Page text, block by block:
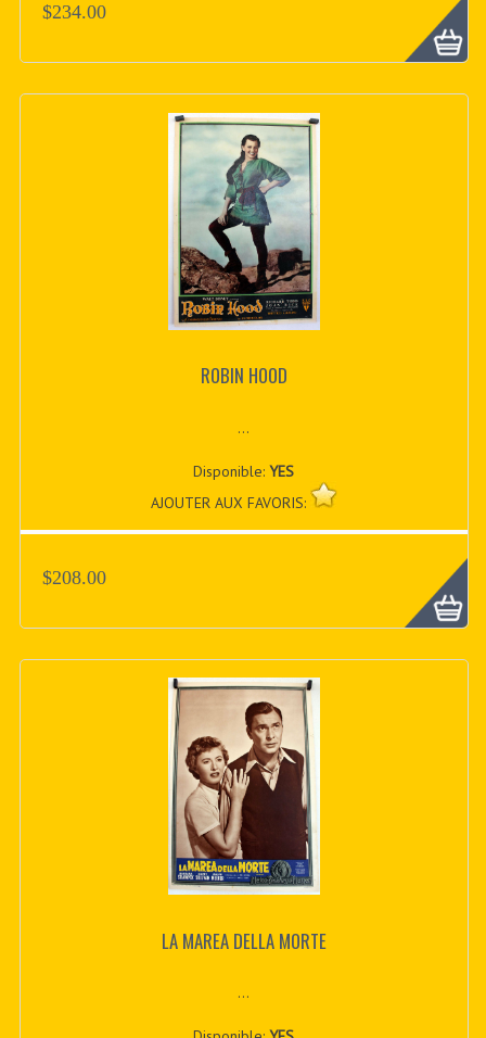
$234.00
ROBIN HOOD
...
Disponible:YES
AJOUTER AUX FAVORIS:
$208.00
LA MAREA DELLA MORTE
...